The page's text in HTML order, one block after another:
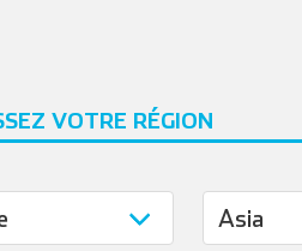
VOTRE RÉGION